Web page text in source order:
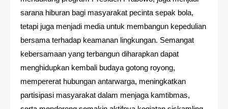
sarana hiburan bagi masyarakat pecinta sepak bola,
tetapi juga menjadi media untuk membangun kepedulian
bersama terhadap keamanan lingkungan. Semangat
kebersamaan yang terbangun diharapkan dapat
menghidupkan kembali budaya gotong royong,
mempererat hubungan antarwarga, meningkatkan
partisipasi masyarakat dalam menjaga kamtibmas,